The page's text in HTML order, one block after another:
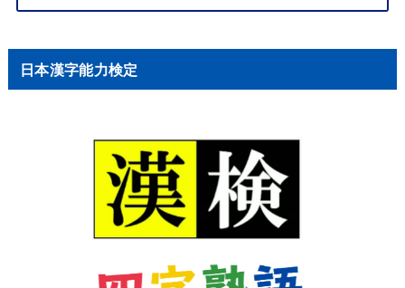
日本漢字能力検定